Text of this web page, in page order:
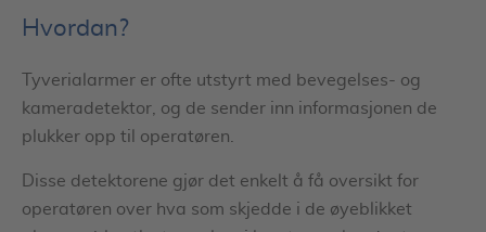
Hvordan?
Tyverialarmer er ofte utstyrt med bevegelses- og
kameradetektor, og de sender inn informasjonen de
plukker opp til operatøren.
Disse detektorene gjør det enkelt å få oversikt for
operatøren over hva som skjedde i de øyeblikket